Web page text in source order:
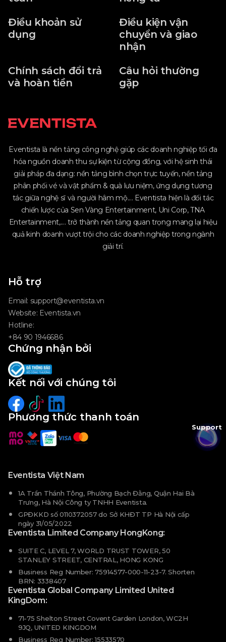
Điều khoản sử
dụng
Điều kiện vận
chuyển và giao
nhận
Chính sách đổi trả
và hoàn tiền
Câu hỏi thường
gặp
Eventista là nền tảng công nghệ giúp các doanh nghiệp tối đa
hóa nguồn doanh thu sự kiện từ cộng đồng, với hệ sinh thái
giải pháp đa dạng: nền tảng bình chọn trực tuyến, nền tảng
phân phối vé và vật phẩm & quà lưu niệm, ứng dụng tương
tác giữa nghệ sĩ và người hâm mộ.... Eventista hiện là đối tác
chiến lược của Sen Vàng Entertainment, Uni Corp, TNA
Entertainment,.... trở thành nền tảng quan trọng mang lại hiệu
quả kinh doanh vượt trội cho các doanh nghiệp trong ngành
giải trí.
Hỗ trợ
Email: support@eventista.vn
Website: Eventista.vn
Hotline:
+84 90 1946686
Chứng nhận bởi
Kết nối với chúng tôi
Phương thức thanh toán
Eventista Việt Nam
1A Trần Thánh Tông, Phường Bạch Đằng, Quận Hai Bà
Trưng, Hà Nội Công ty TNHH Eventista.
GPĐKKD số 0110372057 do Sở KHĐT TP Hà Nội cấp
ngày 31/05/2022
Eventista Limited Company HongKong:
SUITE C, LEVEL 7, WORLD TRUST TOWER, 50
STANLEY STREET, CENTRAL, HONG KONG
Business Reg Number: 75914577-000-11-23-7. Shorten
BRN: 3338407
Eventista Global Company Limited United
KingDom:
71-75 Shelton Street Covent Garden London, WC2H
9JQ, UNITED KINGDOM
Business Reg Number: 15533570
Support